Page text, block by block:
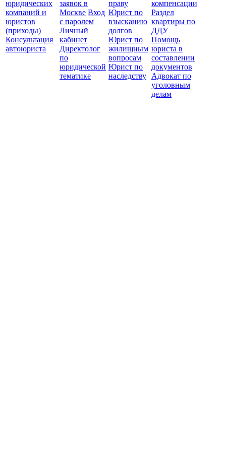
юридических
компаний и
юристов
(приходы)
Консультация
автоюриста
заявок в
Москве Вход
с паролем
Личный
кабинет
Директолог
по
юридической
тематике
праву
Юрист по
взысканию
долгов
Юрист по
жилищным
вопросам
Юрист по
наследству
компенсации
Раздел
квартиры по
ДДУ
Помощь
юриста в
составлении
документов
Адвокат по
уголовным
делам